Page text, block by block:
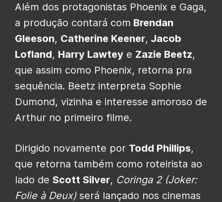
Além dos protagonistas Phoenix e Gaga,
a produção contará com Brendan
Gleeson, Catherine Keener, Jacob
Lofland, Harry Lawtey e Zazie Beetz,
que assim como Phoenix, retorna pra
sequência. Beetz interpreta Sophie
Dumond, vizinha e interesse amoroso de
Arthur no primeiro filme.
Dirigido novamente por Todd Phillips,
que retorna também como roteirista ao
lado de Scott Silver, Coringa 2 (Joker:
Folie à Deux) será lançado nos cinemas